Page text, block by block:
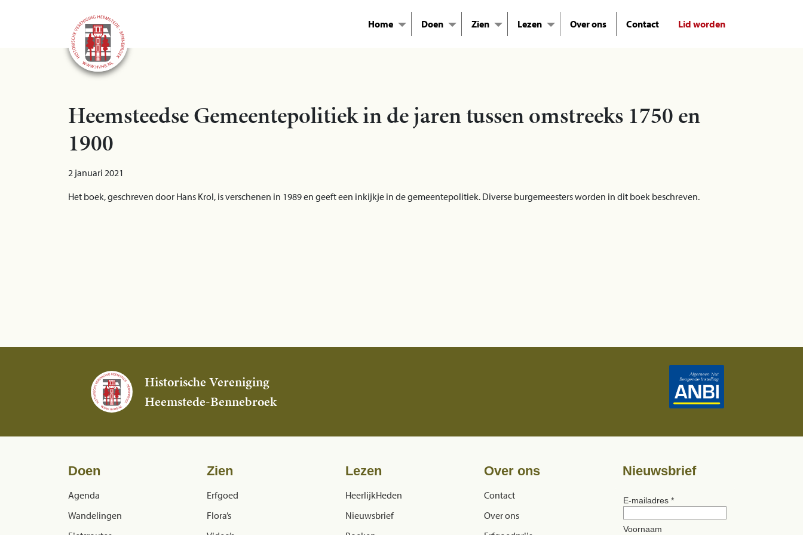
Home Doen Zien Lezen Over ons Contact Lid worden
Heemsteedse Gemeentepolitiek in de jaren tussen omstreeks 1750 en
1900
2 januari 2021
Het boek, geschreven door Hans Krol, is verschenen in 1989 en geeft een inkijkje in de gemeentepolitiek. Diverse burgemeesters worden in dit boek beschreven.
Historische Vereniging
Heemstede-Bennebroek
Doen
Agenda
Wandelingen
Zien
Erfgoed
Flora’s
Lezen
HeerlijkHeden
Nieuwsbrief
Over ons
Contact
Over ons
Nieuwsbrief